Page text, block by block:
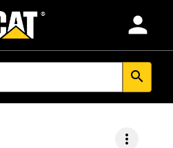
person
search
more_vert